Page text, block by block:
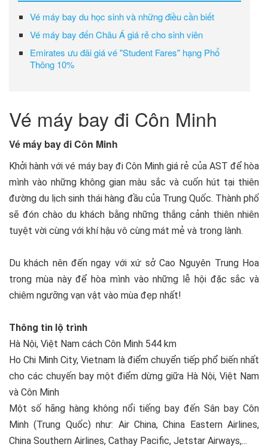
Vé máy bay du học sinh và những điều cần biết
Vé máy bay đến Châu Á giá rẻ cho sinh viên
Emirates ưu đãi giá vé "Student Fares" hạng Phổ
Thông 10%
Vé máy bay đi Côn Minh
Vé máy bay đi Côn Minh
Khởi hành với vé máy bay đi Côn Minh giá rẻ của AST để hòa
mình vào những không gian màu sắc và cuốn hút tại thiên
đường du lịch sinh thái hàng đầu của Trung Quốc. Thành phố
sẽ đón chào du khách bằng những thắng cảnh thiên nhiên
tuyệt vời cùng với khí hậu vô cùng mát mẻ và trong lành.
Du khách nên đến ngay với xứ sở Cao Nguyên Trung Hoa
trong mùa này để hòa mình vào những lễ hội đặc sắc và
chiêm ngưỡng vạn vật vào mùa đẹp nhất!
Thông tin lộ trình
Hà Nội, Việt Nam cách Côn Minh 544 km
Ho Chi Minh City, Vietnam là điểm chuyển tiếp phổ biến nhất
cho các chuyến bay một điểm dừng giữa Hà Nội, Việt Nam
và Côn Minh
Một số hãng hàng không nổi tiếng bay đến Sân bay Côn
Minh (Trung Quốc) như: Air China, China Eastern Airlines,
China Southern Airlines, Cathay Pacific, Jetstar Airways,...